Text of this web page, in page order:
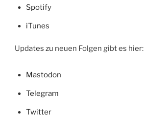
Spotify
iTunes
Updates zu neuen Folgen gibt es hier:
Mastodon
Telegram
Twitter